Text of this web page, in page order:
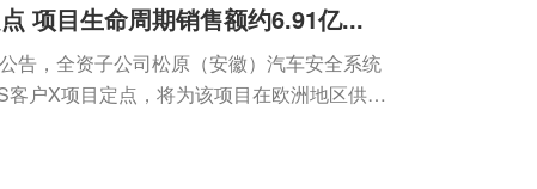
项目生命周期销售额约6.91亿...
告，全资子公司松原（安徽）汽车安全系统
户X项目定点，将为该项目在欧洲地区供应